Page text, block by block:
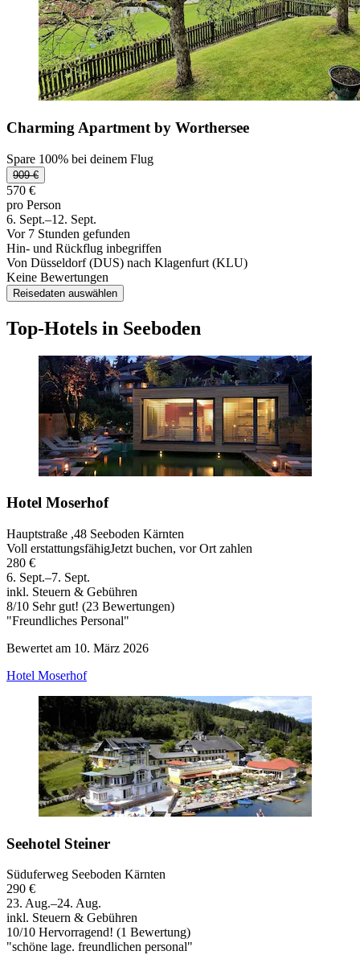
Charming Apartment by Worthersee
Spare 100% bei deinem Flug
909 €
570 €
pro Person
6. Sept.–12. Sept.
Vor 7 Stunden gefunden
Hin- und Rückflug inbegriffen
Von Düsseldorf (DUS) nach Klagenfurt (KLU)
Keine Bewertungen
Reisedaten auswählen
Top-Hotels in Seeboden
Hotel Moserhof
Hauptstraße ,48 Seeboden Kärnten
Voll erstattungsfähigJetzt buchen, vor Ort zahlen
280 €
6. Sept.–7. Sept.
inkl. Steuern & Gebühren
8/10 Sehr gut! (23 Bewertungen)
"Freundliches Personal"
Bewertet am 10. März 2026
Hotel Moserhof
Seehotel Steiner
Süduferweg Seeboden Kärnten
290 €
23. Aug.–24. Aug.
inkl. Steuern & Gebühren
10/10 Hervorragend! (1 Bewertung)
"schöne lage. freundlichen personal"